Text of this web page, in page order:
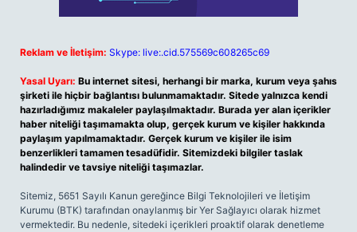
Reklam ve İletişim: Skype: live:.cid.575569c608265c69
Yasal Uyarı: Bu internet sitesi, herhangi bir marka, kurum veya şahıs
şirketi ile hiçbir bağlantısı bulunmamaktadır. Sitede yalnızca kendi
hazırladığımız makaleler paylaşılmaktadır. Burada yer alan içerikler
haber niteliği taşımamakta olup, gerçek kurum ve kişiler hakkında
paylaşım yapılmamaktadır. Gerçek kurum ve kişiler ile isim
benzerlikleri tamamen tesadüfidir. Sitemizdeki bilgiler taslak
halindedir ve tavsiye niteliği taşımazlar.
Sitemiz, 5651 Sayılı Kanun gereğince Bilgi Teknolojileri ve İletişim
Kurumu (BTK) tarafından onaylanmış bir Yer Sağlayıcı olarak hizmet
vermektedir. Bu nedenle, sitedeki içerikleri proaktif olarak denetleme